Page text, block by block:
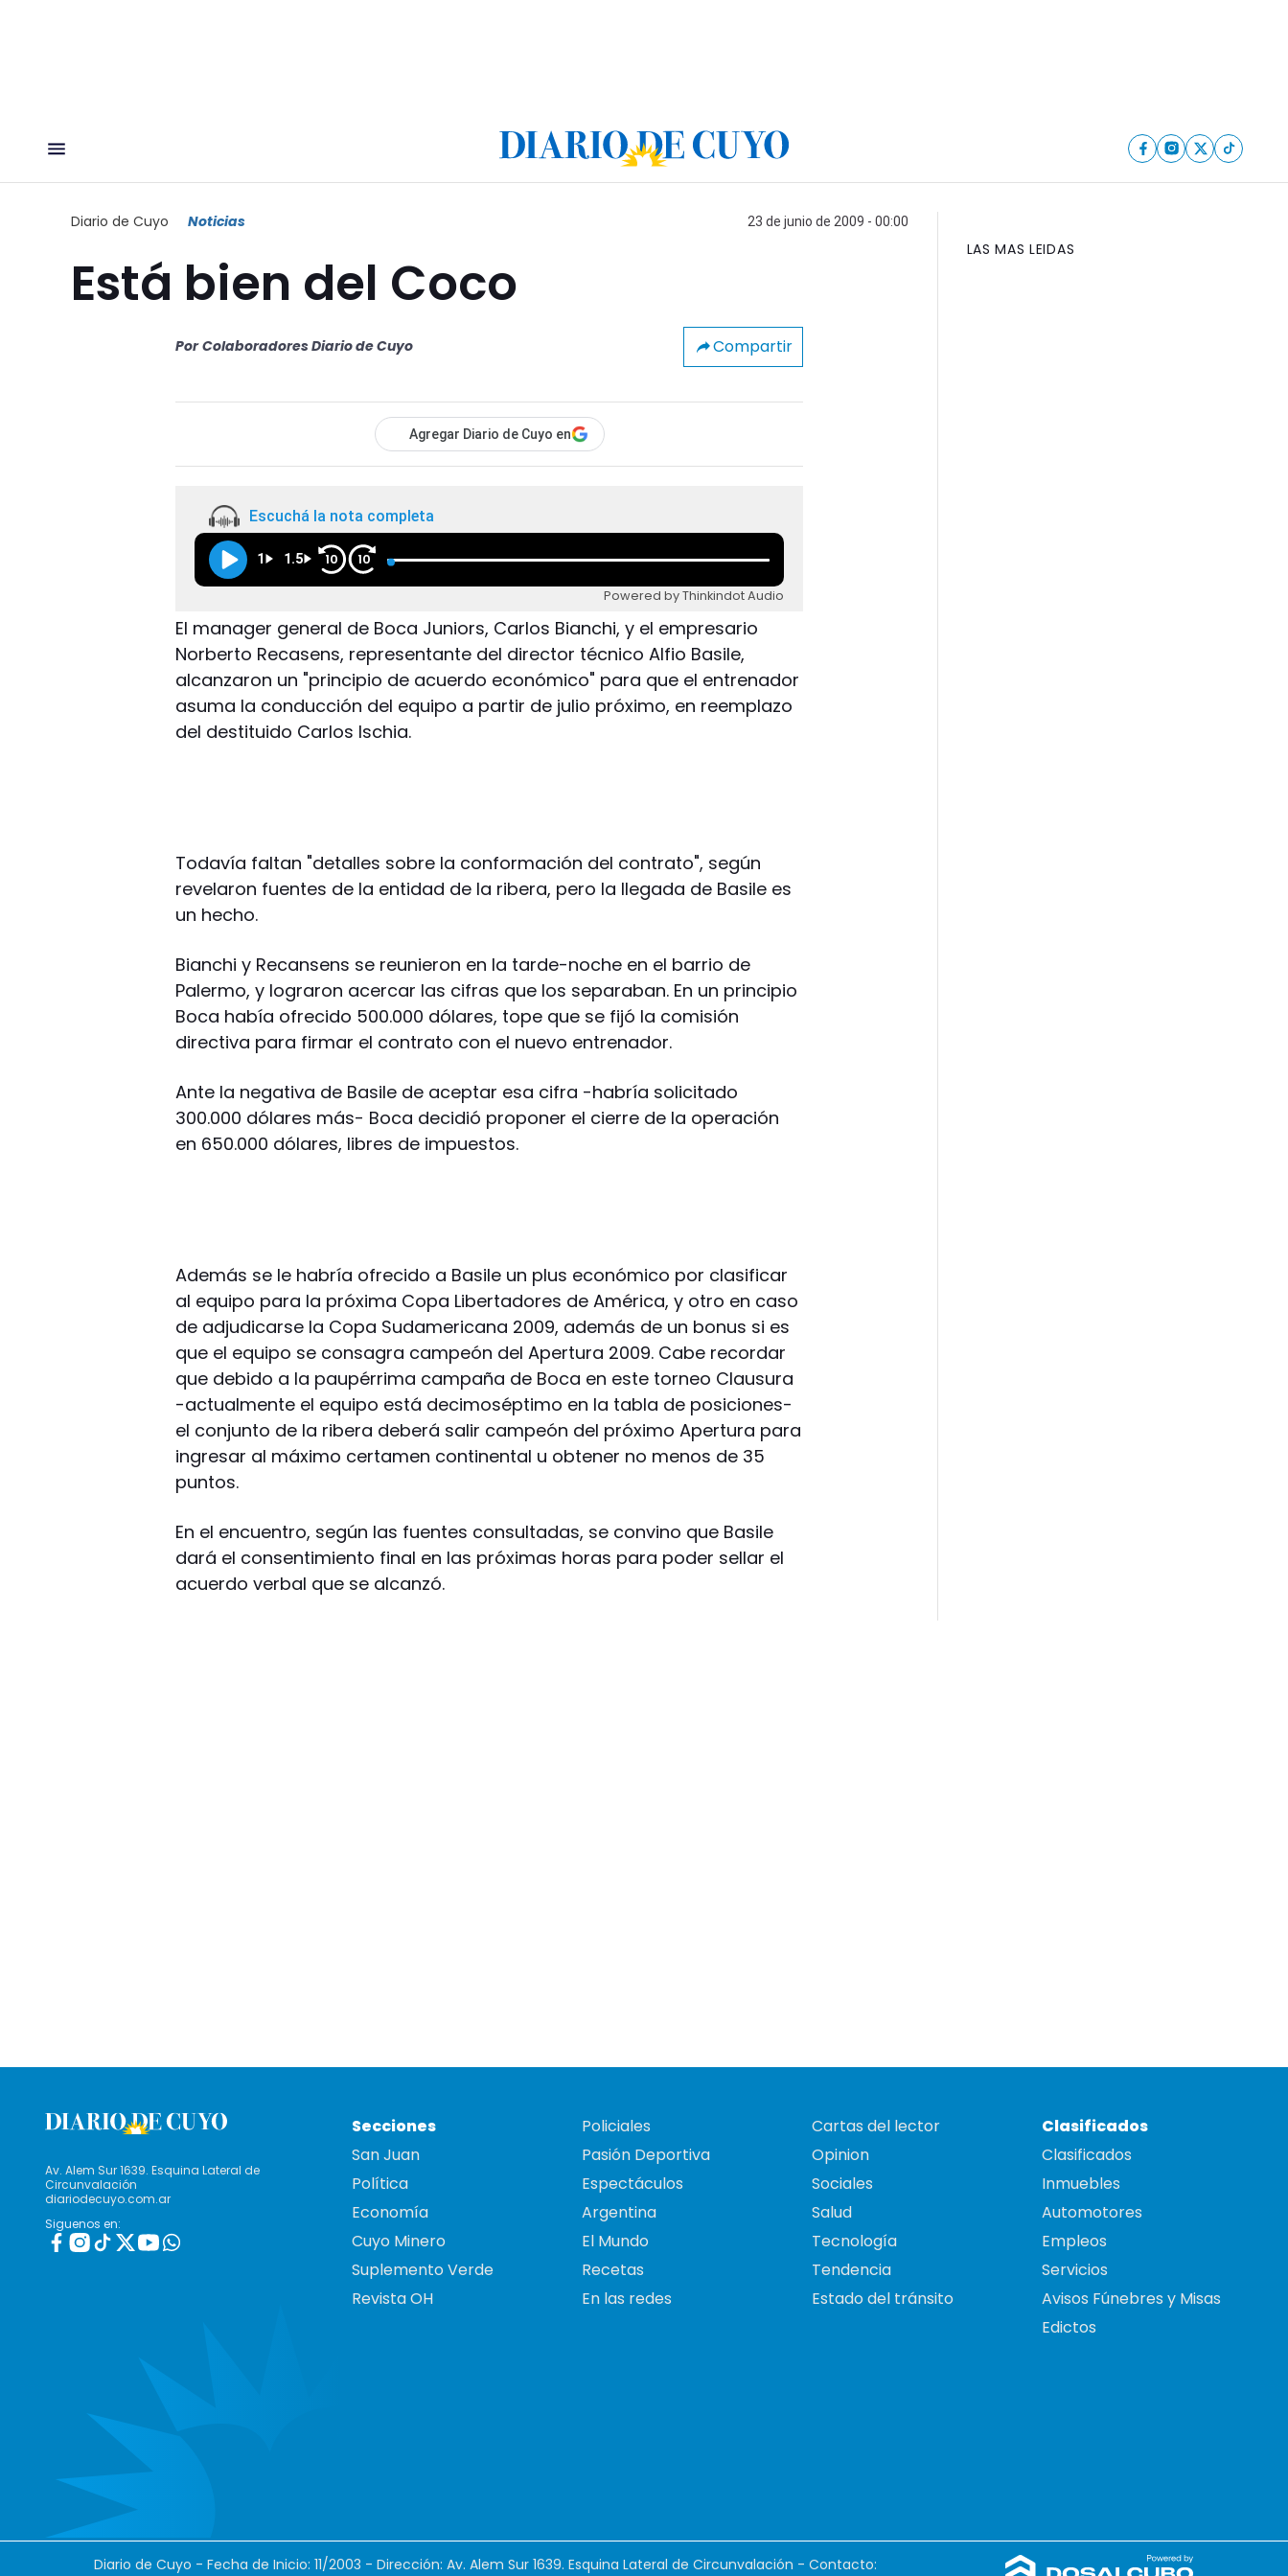
Diario de Cuyo Noticias 23 de junio de 2009 - 00:00
Está bien del Coco
Por Colaboradores Diario de Cuyo Compartir
Agregar Diario de Cuyo en
Escuchá la nota completa
1 1.5 10 10
Powered by Thinkindot Audio
El manager general de Boca Juniors, Carlos Bianchi, y el empresario
Norberto Recasens, representante del director técnico Alfio Basile,
alcanzaron un "principio de acuerdo económico" para que el entrenador
asuma la conducción del equipo a partir de julio próximo, en reemplazo
del destituido Carlos Ischia.
Todavía faltan "detalles sobre la conformación del contrato", según
revelaron fuentes de la entidad de la ribera, pero la llegada de Basile es
un hecho.
Bianchi y Recansens se reunieron en la tarde-noche en el barrio de
Palermo, y lograron acercar las cifras que los separaban. En un principio
Boca había ofrecido 500.000 dólares, tope que se fijó la comisión
directiva para firmar el contrato con el nuevo entrenador.
Ante la negativa de Basile de aceptar esa cifra -habría solicitado
300.000 dólares más- Boca decidió proponer el cierre de la operación
en 650.000 dólares, libres de impuestos.
Además se le habría ofrecido a Basile un plus económico por clasificar
al equipo para la próxima Copa Libertadores de América, y otro en caso
de adjudicarse la Copa Sudamericana 2009, además de un bonus si es
que el equipo se consagra campeón del Apertura 2009. Cabe recordar
que debido a la paupérrima campaña de Boca en este torneo Clausura
-actualmente el equipo está decimoséptimo en la tabla de posiciones-
el conjunto de la ribera deberá salir campeón del próximo Apertura para
ingresar al máximo certamen continental u obtener no menos de 35
puntos.
En el encuentro, según las fuentes consultadas, se convino que Basile
dará el consentimiento final en las próximas horas para poder sellar el
acuerdo verbal que se alcanzó.
LAS MAS LEIDAS
Av. Alem Sur 1639. Esquina Lateral de
Circunvalación
diariodecuyo.com.ar
Siguenos en:
Secciones
San Juan
Política
Economía
Cuyo Minero
Suplemento Verde
Revista OH
Policiales
Pasión Deportiva
Espectáculos
Argentina
El Mundo
Recetas
En las redes
Cartas del lector
Opinion
Sociales
Salud
Tecnología
Tendencia
Estado del tránsito
Clasificados
Clasificados
Inmuebles
Automotores
Empleos
Servicios
Avisos Fúnebres y Misas
Edictos
Diario de Cuyo - Fecha de Inicio: 11/2003 - Dirección: Av. Alem Sur 1639. Esquina Lateral de Circunvalación - Contacto: